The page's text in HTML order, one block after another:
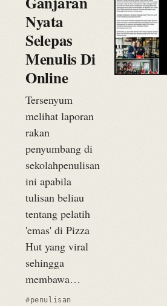
Nyata
Selepas
Menulis Di
Online
Tersenyum
melihat laporan
rakan
penyumbang di
sekolahpenulisan
ini apabila
tulisan beliau
tentang pelatih
'emas' di Pizza
Hut yang viral
sehingga
membawa…
#penulisan